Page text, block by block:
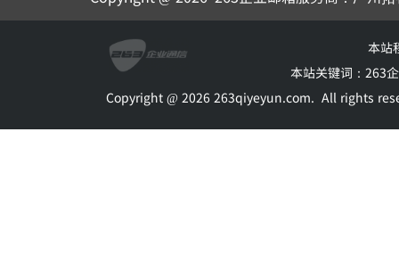
本站
本站关键词： 263
Copyright @ 2026 263qiyeyun.com. All rights